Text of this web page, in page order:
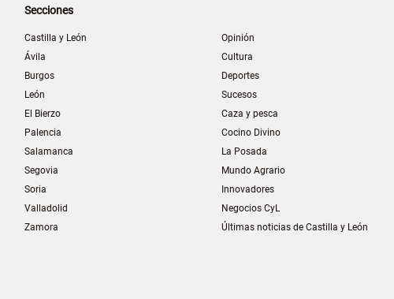
Secciones
Castilla y León
Ávila
Burgos
León
El Bierzo
Palencia
Salamanca
Segovia
Soria
Valladolid
Zamora
Opinión
Cultura
Deportes
Sucesos
Caza y pesca
Cocino Divino
La Posada
Mundo Agrario
Innovadores
Negocios CyL
Últimas noticias de Castilla y León